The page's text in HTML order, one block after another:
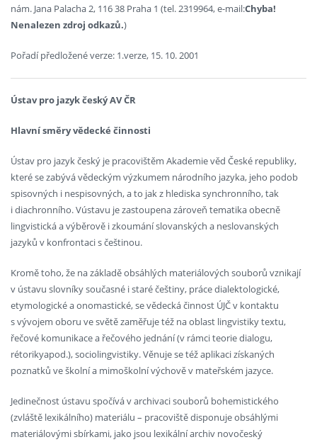
nám. Jana Palacha 2, 116 38 Praha 1 (tel. 2319964, e-mail:Chyba!
Nenalezen zdroj odkazů.)
Pořadí předložené verze: 1.verze, 15. 10. 2001
Ústav pro jazyk český AV ČR
Hlavní směry vědecké činnosti
Ústav pro jazyk český je pracovištěm Akademie věd České republiky,
které se zabývá vědeckým výzkumem národního jazyka, jeho podob
spisovných i nespisovných, a to jak z hlediska synchronního, tak
i diachronního. Vústavu je zastoupena zároveň tematika obecně
lingvistická a výběrově i zkoumání slovanských a neslovanských
jazyků v konfrontaci s češtinou.
Kromě toho, že na základě obsáhlých materiálových souborů vznikají
v ústavu slovníky současné i staré češtiny, práce dialektologické,
etymologické a onomastické, se vědecká činnost ÚJČ v kontaktu
s vývojem oboru ve světě zaměřuje též na oblast lingvistiky textu,
řečové komunikace a řečového jednání (v rámci teorie dialogu,
rétorikyapod.), sociolingvistiky. Věnuje se též aplikaci získaných
poznatků ve školní a mimoškolní výchově v mateřském jazyce.
Jedinečnost ústavu spočívá v archivaci souborů bohemistického
(zvláště lexikálního) materiálu – pracoviště disponuje obsáhlými
materiálovými sbírkami, jako jsou lexikální archiv novočeský